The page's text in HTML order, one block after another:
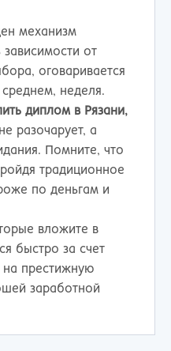
механизм
от
оговаривается
среднем, неделя.
диплом в Рязани,
разочарует, а
Помните, что
традиционное
по деньгам и
вложите в
быстро за счет
на престижную
заработной